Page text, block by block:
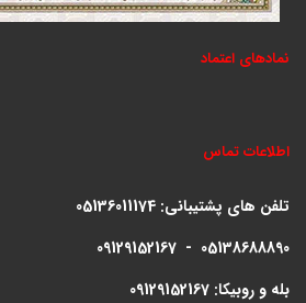
نمادهای اعتماد
اطلاعات تماس
تلفن های پشتیبانی: 05136011174
09129152167 - 05138688890
بله و روبیکا: 09129152167